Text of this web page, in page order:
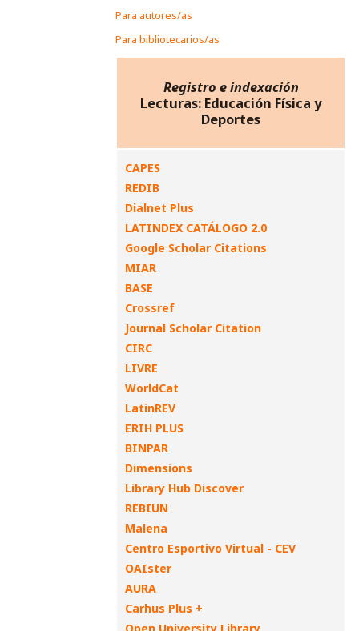
Para autores/as
Para bibliotecarios/as
Registro e indexación
Lecturas: Educación Física y
Deportes
CAPES
REDIB
Dialnet Plus
LATINDEX CATÁLOGO 2.0
Google Scholar Citations
MIAR
BASE
Crossref
Journal Scholar Citation
CIRC
LIVRE
WorldCat
LatinREV
ERIH PLUS
BINPAR
Dimensions
Library Hub Discover
REBIUN
Malena
Centro Esportivo Virtual - CEV
OAIster
AURA
Carhus Plus +